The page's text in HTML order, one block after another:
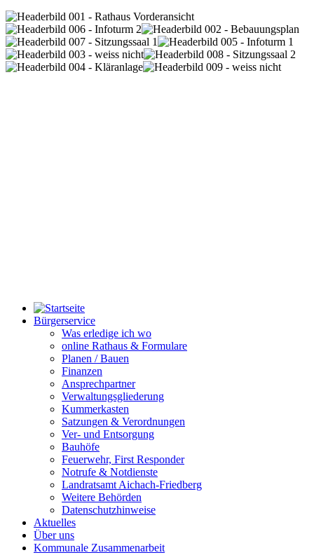
Bürgerservice
Was erledige ich wo
online Rathaus & Formulare
Planen / Bauen
Finanzen
Ansprechpartner
Verwaltungsgliederung
Kummerkasten
Satzungen & Verordnungen
Ver- und Entsorgung
Bauhöfe
Feuerwehr, First Responder
Notrufe & Notdienste
Landratsamt Aichach-Friedberg
Weitere Behörden
Datenschutzhinweise
Aktuelles
Über uns
Kommunale Zusammenarbeit